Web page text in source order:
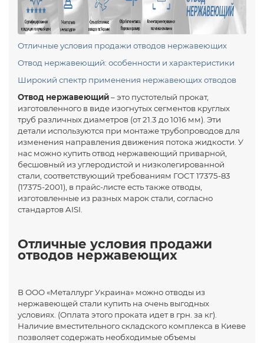
Отличные условия продажи отводов нержавеющих
Отвод нержавеющий: особенности и характеристики
Широкий спектр применения нержавеющих отводов
Отвод нержавеющий– это пустотелый прокат,
изготовленного в виде изогнутых сегментов круглых
труб различных диаметров (от 21.3 до 1016 мм). Эти
детали используются при монтаже трубопроводов для
изменения направления движения потока жидкости. У
нас можно купить отвод нержавеющий приварной,
бесшовный из углеродистой и низколегированной
стали, соответствующий требованиям ГОСТ 17375-83
(17375-2001), в прайс-листе есть также отводы,
изготовленные из разных марок стали, согласно
стандартов AISI.
Отличные условия продажи
отводов нержавеющих
В ООО «Металлург Украина» можно отводы из
нержавеющей стали купить на очень выгодных
условиях. (Оплата этого проката идет в грн. за кг).
Наличие вместительного складского комплекса в Киеве
позволяет содержать необходимые объемы